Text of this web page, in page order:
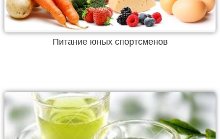
Питание юных спортсменов